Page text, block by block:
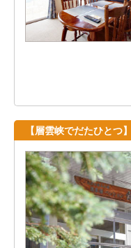
【層雲峡でだたひとつ